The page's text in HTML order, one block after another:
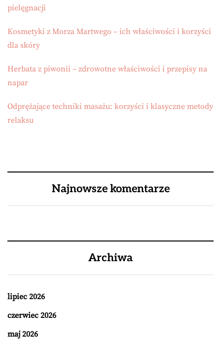
pielęgnacji
Kosmetyki z Morza Martwego – ich właściwości i korzyści
dla skóry
Herbata z piwonii – zdrowotne właściwości i przepisy na
napar
Odprężające techniki masażu: korzyści i klasyczne metody
relaksu
Najnowsze komentarze
Archiwa
lipiec 2026
czerwiec 2026
maj 2026